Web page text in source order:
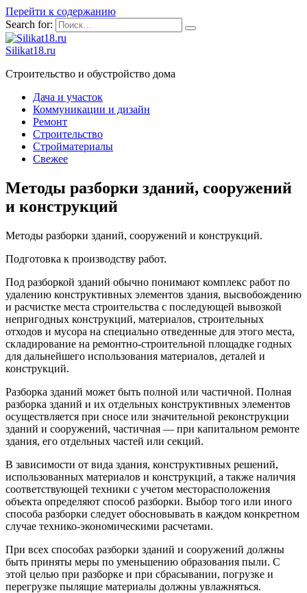
Перейти к содержанию
Search for:
Silikat18.ru
Строительство и обустройство дома
Дача и участок
Коммуникации и дизайн
Ремонт
Строительство
Стройматериалы
Свежее
Методы разборки зданий, сооружений
и конструкций
Методы разборки зданий, сооружений и конструкций.
Подготовка к производству работ.
Под разборкой зданий обычно понимают комплекс работ по
удалению конструктивных элементов здания, высвобождению
и расчистке места строительства с последующей вывозкой
непригодных конструкций, материалов, строительных
отходов и мусора на специально отведенные для этого места,
складирование на ремонтно-строительной площадке годных
для дальнейшего использования материалов, деталей и
конструкций.
Разборка зданий может быть полной или частичной. Полная
разборка зданий и их отдельных конструктивных элементов
осуществляется при сносе или значительной реконструкции
зданий и сооружений, частичная — при капитальном ремонте
здания, его отдельных частей или секций.
В зависимости от вида здания, конструктивных решений,
использованных материалов и конструкций, а также наличия
соответствующей техники с учетом месторасположения
объекта определяют способ разборки. Выбор того или иного
способа разборки следует обосновывать в каждом конкретном
случае технико-экономическими расчетами.
При всех способах разборки зданий и сооружений должны
быть приняты меры по уменьшению образования пыли. С
этой целью при разборке и при сбрасывании, погрузке и
перегрузке пылящие материалы должны увлажняться.